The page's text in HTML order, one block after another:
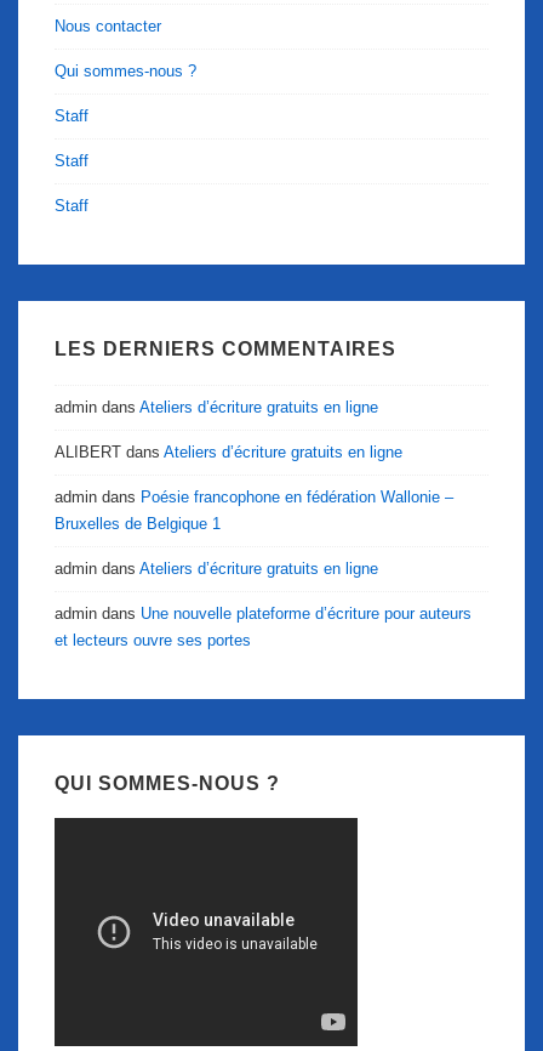
Nous contacter
Qui sommes-nous ?
Staff
Staff
Staff
LES DERNIERS COMMENTAIRES
admin dans Ateliers d’écriture gratuits en ligne
ALIBERT dans Ateliers d’écriture gratuits en ligne
admin dans Poésie francophone en fédération Wallonie –
Bruxelles de Belgique 1
admin dans Ateliers d’écriture gratuits en ligne
admin dans Une nouvelle plateforme d’écriture pour auteurs
et lecteurs ouvre ses portes
QUI SOMMES-NOUS ?